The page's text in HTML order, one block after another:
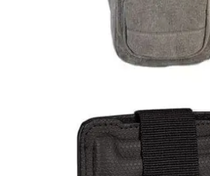
ΑΝΔΡΙΚΑ ΤΣΑΝΤΑΚΙΑ
Χιαστί τσαντάκι από
16,00€